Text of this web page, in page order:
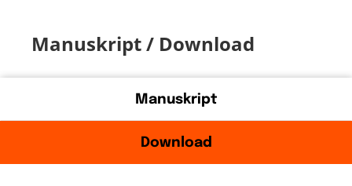
Manuskript / Download
Manuskript
Download